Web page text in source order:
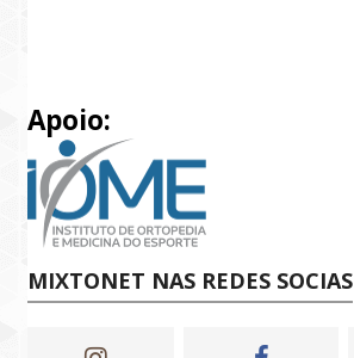
Apoio:
MIXTONET NAS REDES SOCIAS